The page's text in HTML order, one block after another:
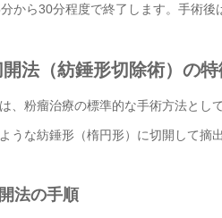
から30分程度で終了します。手術後
法（紡錘形切除術）の特
、粉瘤治療の標準的な手術方法とし
うな紡錘形（楕円形）に切開して摘出
法の手順